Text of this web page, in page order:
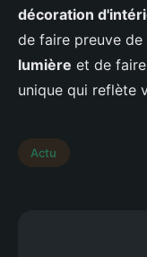
décoration
de faire preuve
lumière et de
unique qui reflète
Actu